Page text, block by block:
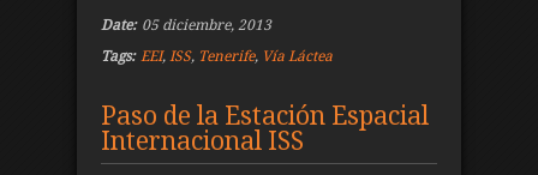
Date: 05 diciembre, 2013
Tags: EEI, ISS, Tenerife, Vía Láctea
Paso de la Estación Espacial
Internacional ISS